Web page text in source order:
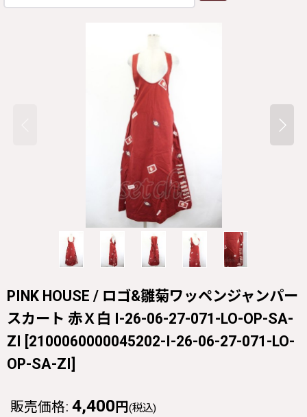
PINK HOUSE / ロゴ&雛菊ワッペンジャンパー
スカート 赤Ｘ白 I-26-06-27-071-LO-OP-SA-
ZI [2100060000045202-I-26-06-27-071-LO-
OP-SA-ZI]
販売価格: 4,400 円 (税込)